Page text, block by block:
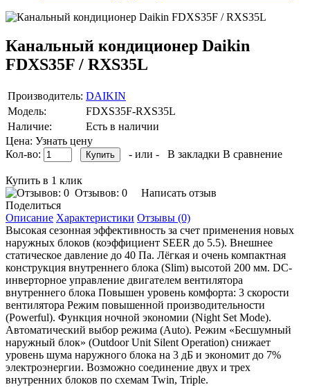
Канальный кондиционер Daikin
FDXS35F / RXS35L
Производитель: DAIKIN
Модель:
FDXS35F-RXS35L
Наличие:
Есть в наличии
Цена: Узнать цену
Кол-во:
- или - В закладки В сравнение
Купить в 1 клик
Отзывов: 0
Написать отзыв
Поделиться
Описание Характеристики Отзывы (0)
Высокая сезонная эффективность за счет применения новых
наружных блоков (коэффициент SEER до 5.5). Внешнее
статическое давление до 40 Па. Лёгкая и очень компактная
конструкция внутреннего блока (Slim) высотой 200 мм. DC-
инверторное управление двигателем вентилятора
внутреннего блока Повышен уровень комфорта: 3 скорости
вентилятора Режим повышенной производительности
(Powerful). Функция ночной экономии (Night Set Mode).
Автоматический выбор режима (Auto). Режим «Бесшумный
наружный блок» (Outdoor Unit Silent Operation) снижает
уровень шума наружного блока на 3 дБ и экономит до 7%
электроэнергии. Возможно соединение двух и трех
внутренних блоков по схемам Twin, Triple.